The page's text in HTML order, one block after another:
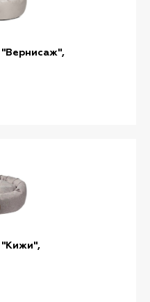
"Вернисаж",
"Кижи",